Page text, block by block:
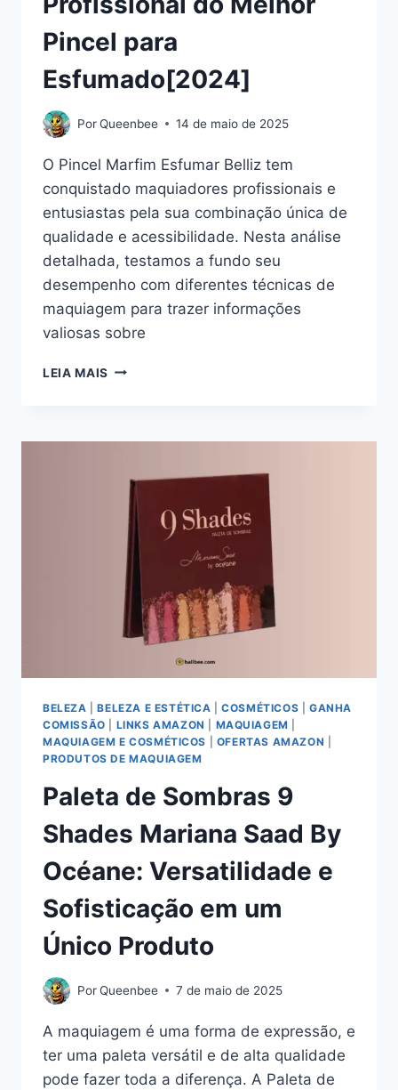
Pincel para
Esfumado[2024]
PorQueenbee 14 de maio de 2025
O Pincel Marfim Esfumar Belliz tem
conquistado maquiadores profissionais e
entusiastas pela sua combinação única de
qualidade e acessibilidade. Nesta análise
detalhada, testamos a fundo seu
desempenho com diferentes técnicas de
maquiagem para trazer informações
valiosas sobre
LEIA MAIS PINCEL
ANÁLISE
MELHOR
PINCEL
ESFUMADO[2024]
BELEZA |BELEZA E ESTÉTICA |COSMÉTICOS |GANHA
COMISSÃO
LINKS AMAZON MAQUIAGEM
MAQUIAGEM E COSMÉTICOS
OFERTAS AMAZON
PRODUTOS DE MAQUIAGEM
Paleta de Sombras 9
Shades Mariana Saad By
Océane: Versatilidade e
Sofisticação em um
Único Produto
PorQueenbee 7 de maio de 2025
A maquiagem é uma forma de expressão, e
ter uma paleta versátil e de alta qualidade
pode fazer toda a diferença. A Paleta de